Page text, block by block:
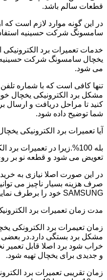
قطعات سالم باشد.
در این گونه موارد لازم است که
سامسونگ شرکت حسینیه
خدمات تعمیرات برد الکترونیکی
یخچال سامسونگ شرکت حسینیه
می شود.
مشکل برد الکترونیکی یخچال
کنید تا مراحل دریافت و
شما توضیح داده شود.
آیا تعمیرات برد الکترونیکی
بله 100%.زیرا در تعمیرات
تعویض می شود و قطعه نو بر
در این صورت اصلا نیازی به
صرف هزینه بسیار ناچیز می
SAMSUNG خود را برطرف نمایید.
مدت زمان تعمیرات برد
زمان تعیمرات برد الکترونکی
خراب شود برد اصلا قابل تعمیر
و جدیدی برای یخچال تهیه شود.